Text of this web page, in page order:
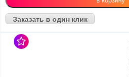
Заказать в один клик